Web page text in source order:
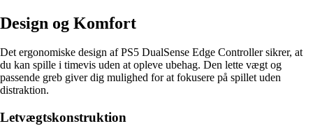
Design og Komfort
Det ergonomiske design af PS5 DualSense Edge Controller sikrer, at
du kan spille i timevis uden at opleve ubehag. Den lette vægt og
passende greb giver dig mulighed for at fokusere på spillet uden
distraktion.
Letvægtskonstruktion